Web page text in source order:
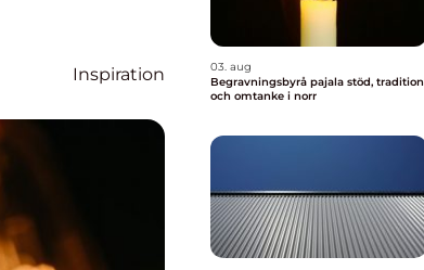
Inspiration
03. aug
Begravningsbyrå pajala stöd, tradition
och omtanke i norr